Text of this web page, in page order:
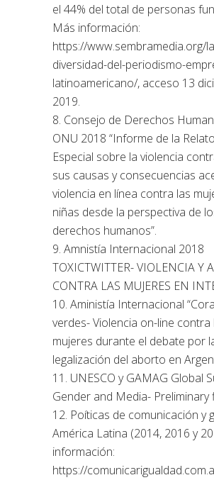
el 44% del total de personas
Más información:
https://www.sembramedia.org/
diversidad-del-periodismo-
latinoamericano/, acceso 13
2019.
8. Consejo de Derechos
ONU 2018 “Informe de la
Especial sobre la violencia
sus causas y consecuencias
violencia en línea contra las
niñas desde la perspectiva de
derechos humanos”.
9. Amnistía Internacional 2018
TOXICTWITTER- VIOLENCIA Y
CONTRA LAS MUJERES EN
10. Aministía Internacional
verdes- Violencia on-line contra
mujeres durante el debate por
legalización del aborto en
11. UNESCO y GAMAG Global
Gender and Media- Preliminary
12. Poíticas de comunicación y
América Latina (2014, 2016 y
información:
https://